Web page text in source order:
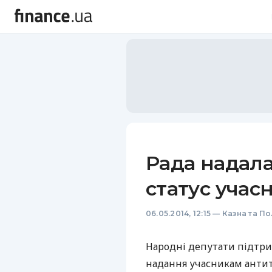
Рада
статус
06.05.2014, 12:15 — Казна та
Народні депутати
надання учасникам